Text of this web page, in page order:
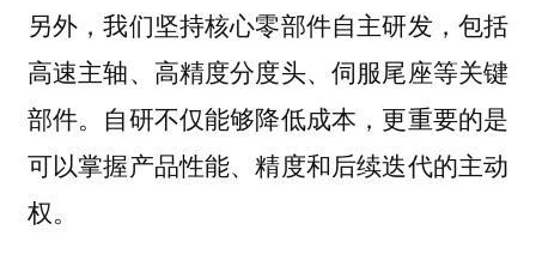
另外，我们坚持核心零部件自主研发，包括
高速主轴、高精度分度头、伺服尾座等关键
部件。自研不仅能够降低成本，更重要的是
可以掌握产品性能、精度和后续迭代的主动
权。